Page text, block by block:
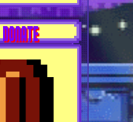
DONATE